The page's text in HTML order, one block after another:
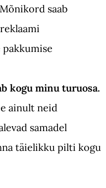
saab
kogu minu turuosa.
ainult neid
samadel
täielikku pilti kogu